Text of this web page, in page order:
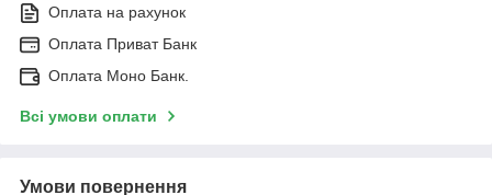
Оплата на рахунок
Оплата Приват Банк
Оплата Моно Банк.
Всі умови оплати
Умови повернення